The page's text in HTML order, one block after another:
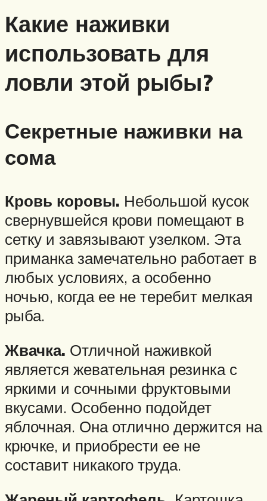
Какие наживки
использовать для
ловли этой рыбы?
Секретные наживки на
сома
Кровь коровы. Небольшой кусок
свернувшейся крови помещают в
сетку и завязывают узелком. Эта
приманка замечательно работает в
любых условиях, а особенно
ночью, когда ее не теребит мелкая
рыба.
Жвачка. Отличной наживкой
является жевательная резинка с
яркими и сочными фруктовыми
вкусами. Особенно подойдет
яблочная. Она отлично держится на
крючке, и приобрести ее не
составит никакого труда.